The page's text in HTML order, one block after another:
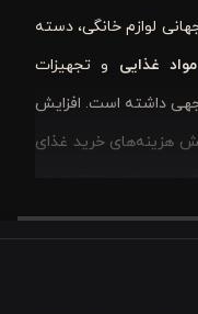
لوازم خانگی، دسته
غذایی و تجهیزات
داشته است. افزایش
هزینه‌های خرید غذای
باعث شده تقاضا برای
نشت، ظرف غذای چند
نشان می‌دهد بسیاری